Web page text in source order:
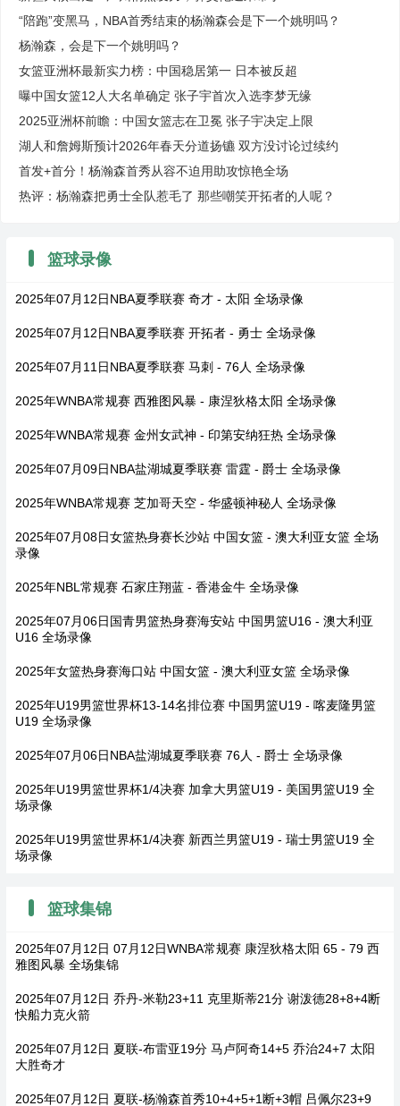
“陪跑”变黑马，NBA首秀结束的杨瀚森会是下一个姚明吗？
杨瀚森，会是下一个姚明吗？
女篮亚洲杯最新实力榜：中国稳居第一 日本被反超
曝中国女篮12人大名单确定 张子宇首次入选李梦无缘
2025亚洲杯前瞻：中国女篮志在卫冕 张子宇决定上限
湖人和詹姆斯预计2026年春天分道扬镳 双方没讨论过续约
首发+首分！杨瀚森首秀从容不迫用助攻惊艳全场
热评：杨瀚森把勇士全队惹毛了 那些嘲笑开拓者的人呢？
篮球录像
2025年07月12日NBA夏季联赛 奇才 - 太阳 全场录像
2025年07月12日NBA夏季联赛 开拓者 - 勇士 全场录像
2025年07月11日NBA夏季联赛 马刺 - 76人 全场录像
2025年WNBA常规赛 西雅图风暴 - 康涅狄格太阳 全场录像
2025年WNBA常规赛 金州女武神 - 印第安纳狂热 全场录像
2025年07月09日NBA盐湖城夏季联赛 雷霆 - 爵士 全场录像
2025年WNBA常规赛 芝加哥天空 - 华盛顿神秘人 全场录像
2025年07月08日女篮热身赛长沙站 中国女篮 - 澳大利亚女篮 全场
录像
2025年NBL常规赛 石家庄翔蓝 - 香港金牛 全场录像
2025年07月06日国青男篮热身赛海安站 中国男篮U16 - 澳大利亚
U16 全场录像
2025年女篮热身赛海口站 中国女篮 - 澳大利亚女篮 全场录像
2025年U19男篮世界杯13-14名排位赛 中国男篮U19 - 喀麦隆男篮
U19 全场录像
2025年07月06日NBA盐湖城夏季联赛 76人 - 爵士 全场录像
2025年U19男篮世界杯1/4决赛 加拿大男篮U19 - 美国男篮U19 全
场录像
2025年U19男篮世界杯1/4决赛 新西兰男篮U19 - 瑞士男篮U19 全
场录像
篮球集锦
2025年07月12日 07月12日WNBA常规赛 康涅狄格太阳 65 - 79 西
雅图风暴 全场集锦
2025年07月12日 乔丹-米勒23+11 克里斯蒂21分 谢泼德28+8+4断
快船力克火箭
2025年07月12日 夏联-布雷亚19分 马卢阿奇14+5 乔治24+7 太阳
大胜奇才
2025年07月12日 夏联-杨瀚森首秀10+4+5+1断+3帽 吕佩尔23+9